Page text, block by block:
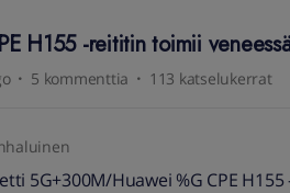
H155 -reititin toimii
5 kommenttia 113 katselukerrat
5G+300M/Huawei %G CPE